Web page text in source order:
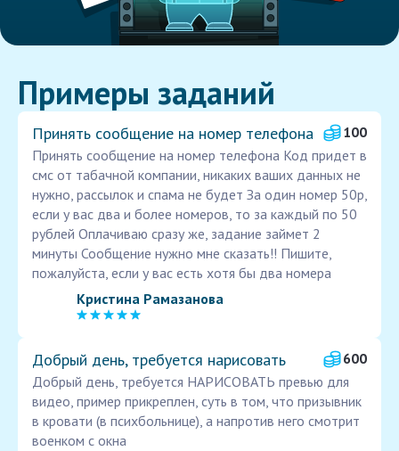
Примеры заданий
Принять сообщение на номер телефона
100
Принять сообщение на номер телефона Код придет в
смс от табачной компании, никаких ваших данных не
нужно, рассылок и спама не будет За один номер 50р,
если у вас два и более номеров, то за каждый по 50
рублей Оплачиваю сразу же, задание займет 2
минуты Сообщение нужно мне сказать!! Пишите,
пожалуйста, если у вас есть хотя бы два номера
Кристина Рамазанова
Добрый день, требуется нарисовать
600
Добрый день, требуется НАРИСОВАТЬ превью для
видео, пример прикреплен, суть в том, что призывник
в кровати (в психбольнице), а напротив него смотрит
военком с окна